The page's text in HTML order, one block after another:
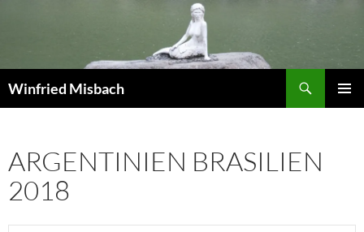
Winfried Misbach
ARGENTINIEN BRASILIEN
2018